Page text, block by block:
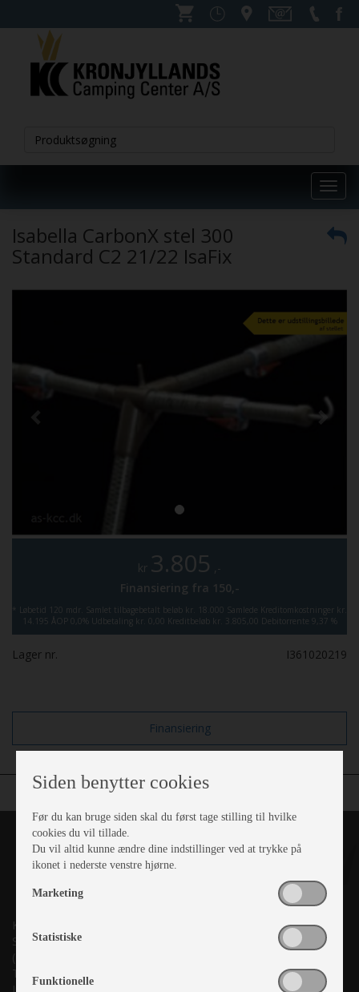
Isabella CarbonX stel 300
Standard C2 21/22 IsaFix
kr 3.805 ,-
Finansiering fra 150,-
* Løbetid 120 mdr. Samlet tilbagebetalt beløb kr. 18.000
Samlede Kreditomkostninger kr.
14.195 ÅOP 0,0% Udbetaling kr. 0,00 Kreditbeløb kr. 3.805,00 Debitorrente 9,37 %
Lager nr. I361020219
Finansiering
Kronjyllands Camping Center A/S
Suderholmen 10, 8960 Randers SØ
(Lige ud til Grenåvej)
Tlf. +45 87 10 98 70
Siden benytter cookies
Før du kan bruge siden skal du først tage stilling til hvilke
cookies du vil tillade.
Du vil altid kunne ændre dine indstillinger ved at trykke på
ikonet i nederste venstre hjørne.
Marketing
Statistiske
Funktionelle